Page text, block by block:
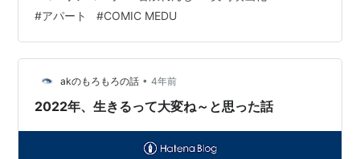
れている。 あらすじ ある日住人の一人が首を括った
――。訳ありな住人たちが住む、大阪の安アパートを舞
台に、借金、DV、援交などなど連鎖し広がり絡み合い離
れる、愛おしい人々の人生の記録を綴った物語。
www.youtube.com この漫画の魅力 コーポ・ア・コーポ
の魅力は、登場…
#アパート #COMIC MEDU
akのもろもろの話 • 4年前
2022年、生きるって大変ね～と思った話